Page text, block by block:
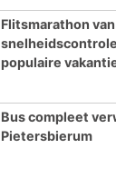
Flitsmarathon
populaire
Bus compleet
Pietersbierum